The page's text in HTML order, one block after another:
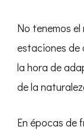
No tenemos
estaciones de
la hora de
de la
En épocas de